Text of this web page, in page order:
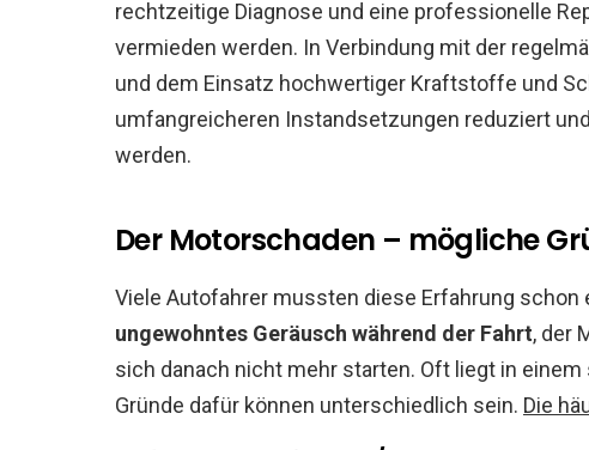
rechtzeitige Diagnose und eine professionelle
vermieden werden. In Verbindung mit der
und dem Einsatz hochwertiger Kraftstoffe und
umfangreicheren Instandsetzungen reduziert
werden.
Der Motorschaden – mögliche
Viele Autofahrer mussten diese Erfahrung schon
ungewohntes Geräusch während der Fahrt, der
sich danach nicht mehr starten. Oft liegt in einem
Gründe dafür können unterschiedlich sein. Die